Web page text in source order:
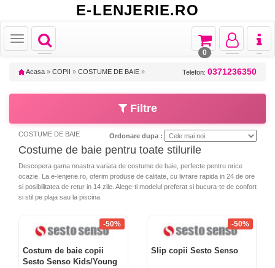
E-LENJERIE.RO
Toggle
navigation
Toggle
Toggle
navigation
Toggle
navigation
Toggle
navigation
0
Acasa » COPII » COSTUME DE BAIE » Telefon: 0371236350
Filtre
COSTUME DE BAIE Ordonare dupa :
Costume de baie pentru toate stilurile
Descopera gama noastra variata de costume de baie, perfecte pentru orice
ocazie. La e-lenjerie.ro, oferim produse de calitate, cu livrare rapida in 24 de ore
si posibilitatea de retur in 14 zile. Alege-ti modelul preferat si bucura-te de confort
si stil pe plaja sau la piscina.
-50%
Costum de baie copii
Sesto Senso Kids/Young
-50%
Slip copii Sesto Senso